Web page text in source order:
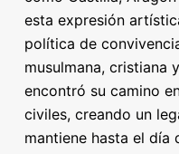
esta expresión
política de
musulmana, cristiana
encontró su camino
civiles, creando un
mantiene hasta el día